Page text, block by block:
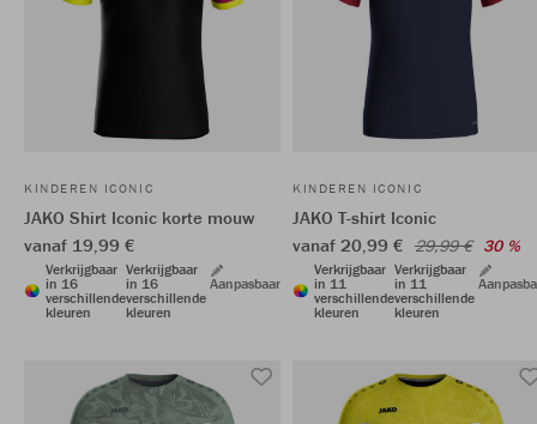
KINDEREN ICONIC
JAKO Shirt Iconic korte mouw
vanaf 19,99 €
Verkrijgbaar
in 16
verschillende
kleuren
Verkrijgbaar
in 16
verschillende
kleuren
Aanpasbaar
KINDEREN ICONIC
JAKO T-shirt Iconic
vanaf 20,99 € 29,99 € 30 %
Verkrijgbaar
in 11
verschillende
kleuren
Verkrijgbaar
in 11
verschillende
kleuren